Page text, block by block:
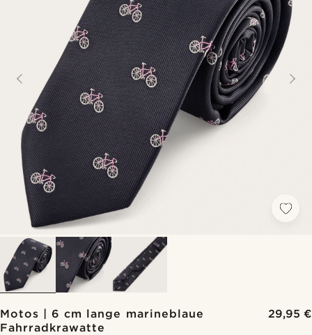
Motos | 6 cm lange marineblaue
Fahrradkrawatte
29,95 €